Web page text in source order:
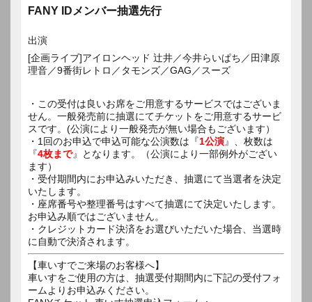
FANY IDメンバー抽選先行
出演
[企画ライブ]アイロンヘッド 辻井／今井らいぱち／田津原
理音／9番街レトロ／タモンズ／GAG／スーズ
・この受付は良いお席をご用意するサービスではございま
せん。一般発売前に抽選にてチケットをご用意するサービ
スです。(公演により一般発売が無い場合もございます）
・1回のお申込で申込可能な公演数は『1公演』、枚数は
『4枚まで』となります。（公演により一部例外がござい
ます）
・受付期間内にお申込みいただき、抽選にて当選者を決定
いたします。
・座席番号や整理番号はすべて抽選にて決定いたします。
お申込み順ではございません。
・クレジットカード決済をお選びいただいた場合、当選時
に自動で決済されます。
【車いすでご来場のお客様へ】
車いすをご使用の方は、抽選受付期間内に下記の受付フォ
ームよりお申込みください。